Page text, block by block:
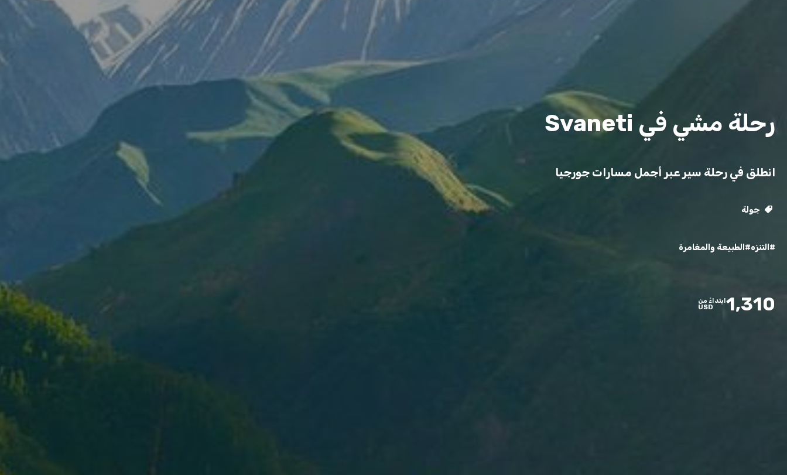
رحلة مشي في Svaneti
انطلق في رحلة سير عبر أجمل مسارات جورجيا
جولة
#التنزه#الطبيعة والمغامرة
1,310ابتداءً من
USD